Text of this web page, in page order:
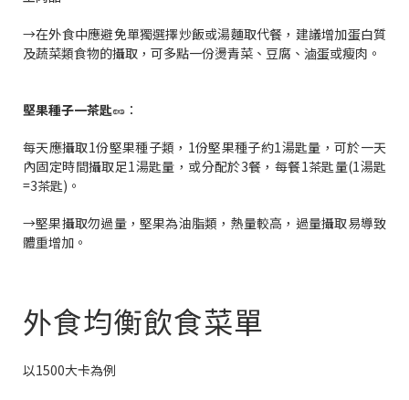
→在外食中應避免單獨選擇炒飯或湯麵取代餐，建議增加蛋白質
及蔬菜類食物的攝取，可多點一份燙青菜、豆腐、滷蛋或瘦肉。
堅果種子一茶匙🥜：
每天應攝取1份堅果種子類，1份堅果種子約1湯匙量，可於一天
內固定時間攝取足1湯匙量，或分配於3餐，每餐1茶匙量(1湯匙
=3茶匙)。
→堅果攝取勿過量，堅果為油脂類，熱量較高，過量攝取易導致
體重增加。
外食均衡飲食菜單
以1500大卡為例